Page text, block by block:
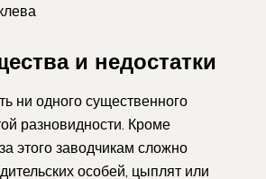
и недостатки
ни одного существенного
разновидности. Кроме
этого заводчикам сложно
особей, цыплят или